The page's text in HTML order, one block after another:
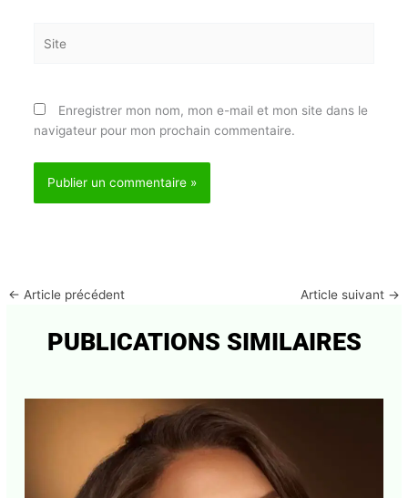
le navigateur pour mon prochain commentaire.
PUBLICATIONS SIMILAIRES
Abonnez-vous à la Newsletter pour ne rien
manquer !
E-mail*